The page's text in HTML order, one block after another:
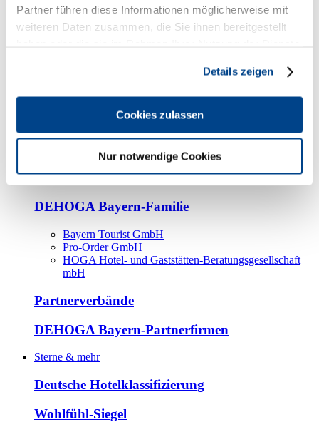
Partner führen diese Informationen möglicherweise mit
weiteren Daten zusammen, die Sie ihnen bereitgestellt
Details zeigen
Cookies zulassen
Nur notwendige Cookies
Kooperationspartner
Tourismusorganisationen
Bayern Tourismus Marketing GmbH
DEHOGA-Familie
Bundesverband
Fachverbände
DEHOGA Bayern-Familie
Bayern Tourist GmbH
Pro-Order GmbH
HOGA Hotel- und Gaststätten-Beratungsgesellschaft
mbH
Partnerverbände
DEHOGA Bayern-Partnerfirmen
Sterne & mehr
Deutsche Hotelklassifizierung
Wohlfühl-Siegel